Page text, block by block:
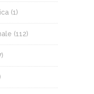
(1)
(112)